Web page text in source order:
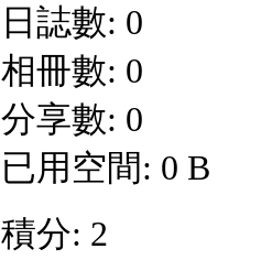
日誌數: 0
相冊數: 0
分享數: 0
已用空間: 0 B
積分: 2